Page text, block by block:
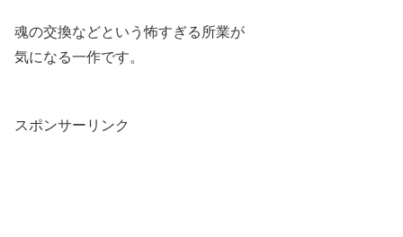
魂の交換などという怖すぎる所業が
気になる一作です。
スポンサーリンク